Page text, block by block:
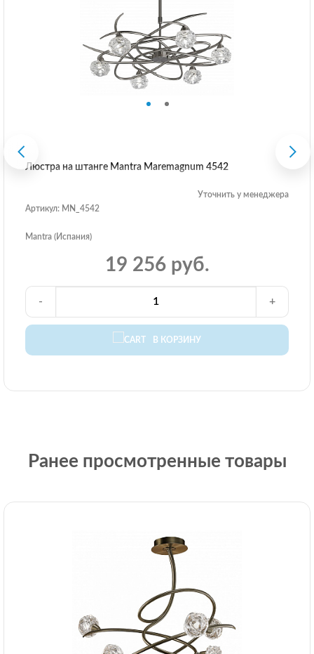
Люстра на штанге Mantra Maremagnum 4542
Уточнить у менеджера
Артикул: MN_4542
Mantra (Испания)
19 256 руб.
В КОРЗИНУ
- +
Ранее просмотренные товары